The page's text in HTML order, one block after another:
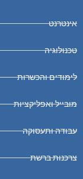
אינטרנט
טכנולוגיה
לימודים והכשרות
מובייל ואפליקציות
עבודה ותעסוקה
צרכנות ברשת